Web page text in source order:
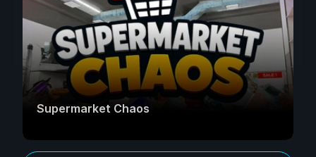
Supermarket Chaos